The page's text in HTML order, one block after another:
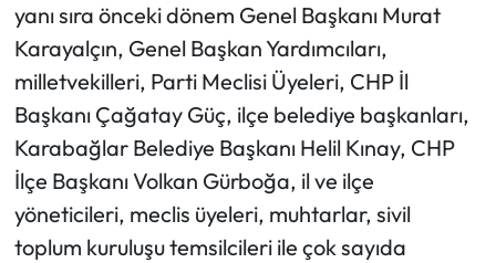
yanı sıra önceki dönem Genel Başkanı Murat
Karayalçın, Genel Başkan Yardımcıları,
milletvekilleri, Parti Meclisi Üyeleri, CHP İl
Başkanı Çağatay Güç, ilçe belediye başkanları,
Karabağlar Belediye Başkanı Helil Kınay, CHP
İlçe Başkanı Volkan Gürboğa, il ve ilçe
yöneticileri, meclis üyeleri, muhtarlar, sivil
toplum kuruluşu temsilcileri ile çok sayıda